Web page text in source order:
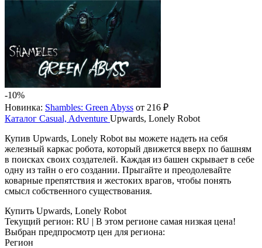
-10%
Новинка: Shambles: Green Abyss от 216 ₽
Каталог Casual, Adventure Upwards, Lonely Robot
Купив Upwards, Lonely Robot вы можете надеть на себя
железный каркас робота, который движется вверх по башням
в поисках своих создателей. Каждая из башен скрывает в себе
одну из тайн о его создании. Прыгайте и преодолевайте
коварные препятствия и жестоких врагов, чтобы понять
смысл собственного существования.
Купить Upwards, Lonely Robot
Текущий регион: RU | В этом регионе самая низкая цена!
Выбран предпросмотр цен для региона:
Регион